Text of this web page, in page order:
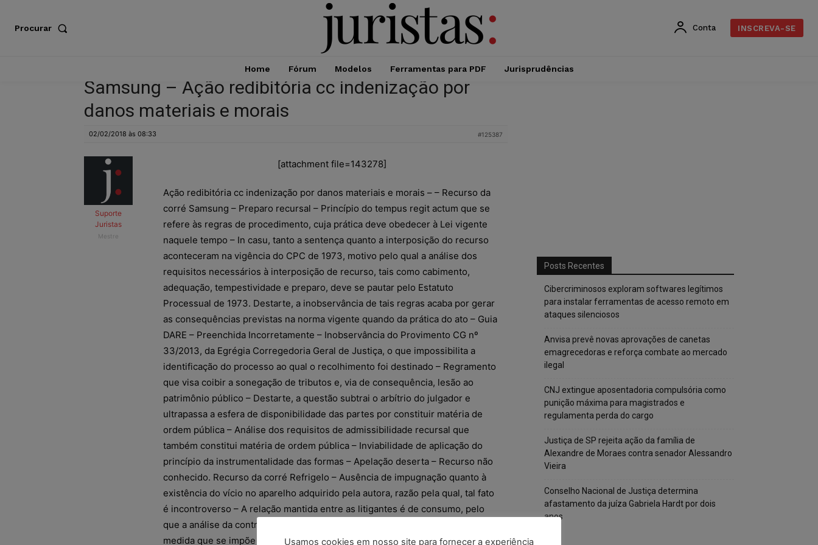
Procurar Conta INSCREVA-SE
Home Fórum Modelos Ferramentas para PDF Jurisprudências
Samsung – Ação redibitória cc indenização por
danos materiais e morais
02/02/2018 às 08:33 #125387
Suporte
Juristas
Mestre
[attachment file=143278]
Ação redibitória cc indenização por danos materiais e morais – – Recurso da
corré Samsung – Preparo recursal – Princípio do tempus regit actum que se
refere às regras de procedimento, cuja prática deve obedecer à Lei vigente
naquele tempo – In casu, tanto a sentença quanto a interposição do recurso
aconteceram na vigência do CPC de 1973, motivo pelo qual a análise dos
requisitos necessários à interposição de recurso, tais como cabimento,
adequação, tempestividade e preparo, deve se pautar pelo Estatuto
Processual de 1973. Destarte, a inobservância de tais regras acaba por gerar
as consequências previstas na norma vigente quando da prática do ato – Guia
DARE – Preenchida Incorretamente – Inobservância do Provimento CG nº
33/2013, da Egrégia Corregedoria Geral de Justiça, o que impossibilita a
identificação do processo ao qual o recolhimento foi destinado – Regramento
que visa coibir a sonegação de tributos e, via de consequência, lesão ao
patrimônio público – Destarte, a questão subtrai o arbítrio do julgador e
ultrapassa a esfera de disponibilidade das partes por constituir matéria de
ordem pública – Análise dos requisitos de admissibilidade recursal que
também constitui matéria de ordem pública – Inviabilidade de aplicação do
princípio da instrumentalidade das formas – Apelação deserta – Recurso não
conhecido. Recurso da corré Refrigelo – Ausência de impugnação quanto à
existência do vício no aparelho adquirido pela autora, razão pela qual, tal fato
é incontroverso – A relação mantida entre as litigantes é de consumo, pelo
que a análise da controvérsia à luz do Código de Defesa do Consumidor é
medida que se impõe – Responsabilidade da apelante, que integra a cadeia de
Posts Recentes
Cibercriminosos exploram softwares legítimos
para instalar ferramentas de acesso remoto em
ataques silenciosos
Anvisa prevê novas aprovações de canetas
emagrecedoras e reforça combate ao mercado
ilegal
CNJ extingue aposentadoria compulsória como
punição máxima para magistrados e
regulamenta perda do cargo
Justiça de SP rejeita ação da família de
Alexandre de Moraes contra senador Alessandro
Vieira
Conselho Nacional de Justiça determina
afastamento da juíza Gabriela Hardt por dois
anos
Usamos cookies em nosso site para fornecer a experiência